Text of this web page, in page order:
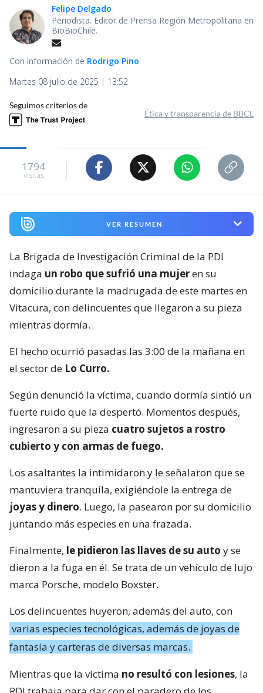
Felipe Delgado
Periodista. Editor de Prensa Región Metropolitana en
BioBioChile.
Con información de Rodrigo Pino
Martes 08 julio de 2025 | 13:52
Seguimos criterios de
Ética y transparencia de BBCL
1794
visitas
VER RESUMEN
La Brigada de Investigación Criminal de la PDI
indaga un robo que sufrió una mujeren su
domicilio durante la madrugada de este martes en
Vitacura, con delincuentes que llegaron a su pieza
mientras dormía.
El hecho ocurrió pasadas las 3:00 de la mañana en
el sector de Lo Curro.
Según denunció la víctima, cuando dormía sintió un
fuerte ruido que la despertó. Momentos después,
ingresaron a su pieza cuatro sujetos a rostro
cubierto y con armas de fuego.
Los asaltantes la intimidaron y le señalaron que se
mantuviera tranquila, exigiéndole la entrega de
joyas y dinero. Luego, la pasearon por su domicilio
juntando más especies en una frazada.
Finalmente, le pidieron las llaves de su auto y se
dieron a la fuga en él. Se trata de un vehículo de lujo
marca Porsche, modelo Boxster.
Los delincuentes huyeron, además del auto, con
varias especies tecnológicas, además de joyas de
fantasía y carteras de diversas marcas.
Mientras que la víctima no resultó con lesiones, la